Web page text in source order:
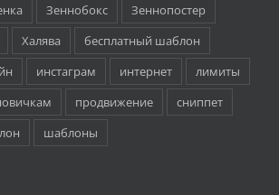
Зеннобокс
Зеннопостер
Халява
бесплатный шаблон
инстаграм интернет
лимиты
продвижение
сниппет
шаблоны